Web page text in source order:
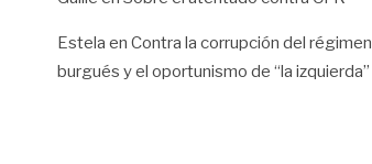
Estela en Contra la corrupción del régimen
burgués y el oportunismo de “la izquierda”